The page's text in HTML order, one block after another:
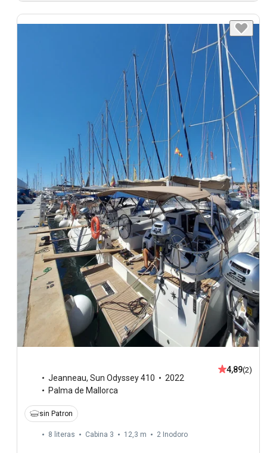
Jeanneau, Sun Odyssey 410
2022
Palma de Mallorca
4,89(2)
sin Patron
8 literas Cabina 3 12,3 m 2 Inodoro